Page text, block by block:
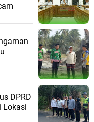
DPRD
Lokasi